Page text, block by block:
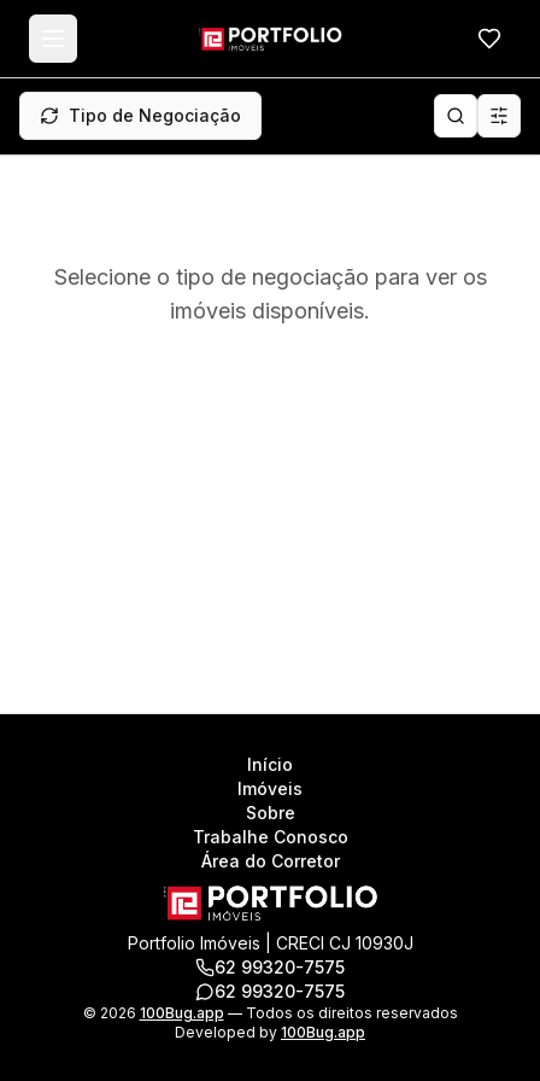
Tipo de Negociação
Selecione o tipo de negociação para ver os
imóveis disponíveis.
Início
Imóveis
Sobre
Trabalhe Conosco
Área do Corretor
Portfolio Imóveis | CRECI CJ 10930J
62 99320-7575
62 99320-7575
© 2026 100Bug.app — Todos os direitos reservados
Developed by 100Bug.app